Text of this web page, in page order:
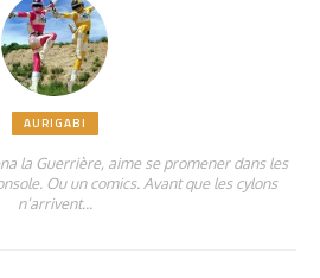
AURIGABI
la Guerrière, aime se promener dans les
Ou un comics. Avant que les cylons
n’arrivent…